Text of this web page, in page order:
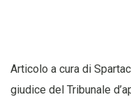
Articolo a cura di
giudice del Tribunale